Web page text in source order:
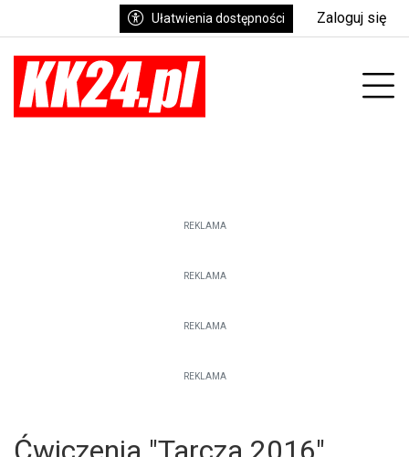
Ułatwienia dostępności Zaloguj się
REKLAMA
REKLAMA
REKLAMA
REKLAMA